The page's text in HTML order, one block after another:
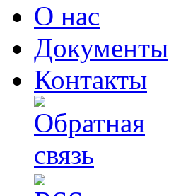
О нас
Документы
Контакты